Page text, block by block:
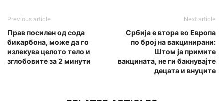
Previous article
Прав посилен од сода
бикарбона, може да го
излекува целото тело и
зглобовите за 2 минути
Next article
Србија е втора во Европа
по број на вакцинирани:
Штом ја примите
вакцината, не ги бакнувајте
децата и внуците